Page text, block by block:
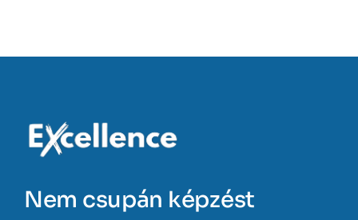
Nem csupán képzést